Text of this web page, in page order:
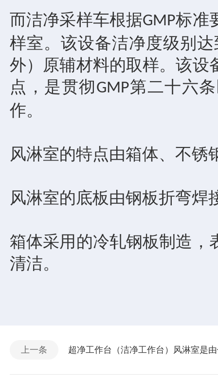
而洁净采样车根据GMP标准
样室。该设备洁净度级别
外）原辅材料的取样。该设
点，是贯彻GMP第二十六
作。
风淋室的特点由箱体、不锈
风淋室的底板由钢板折弯焊
箱体采用的冷轧钢板制造，
清洁。
上一条 超净工作台（洁净工作台）风淋室是